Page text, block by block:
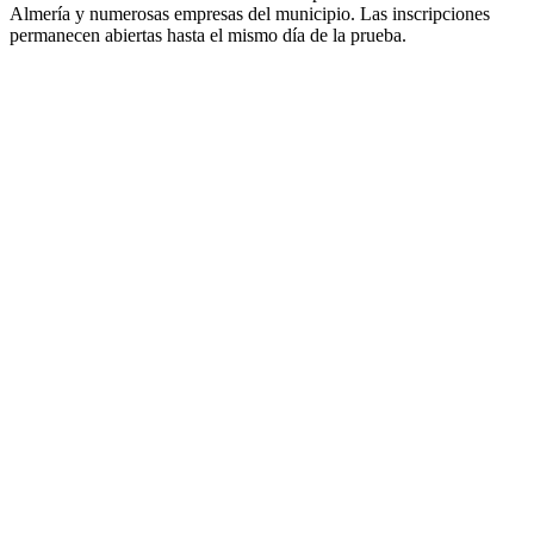
Almería y numerosas empresas del municipio. Las inscripciones
permanecen abiertas hasta el mismo día de la prueba.